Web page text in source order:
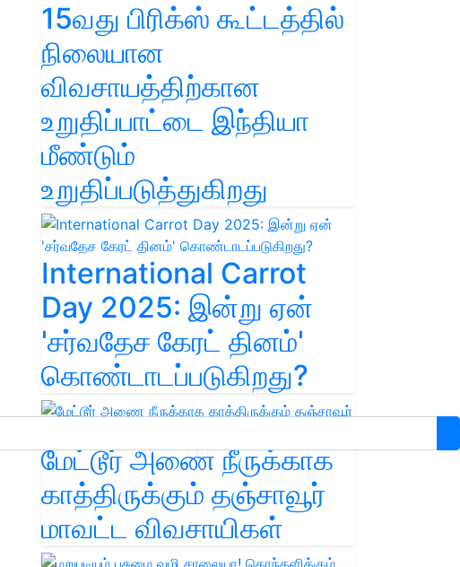
15வது பிரிக்ஸ் கூட்டத்தில்
நிலையான
விவசாயத்திற்கான
உறுதிப்பாட்டை இந்தியா
மீண்டும்
உறுதிப்படுத்துகிறது
International Carrot
Day 2025: இன்று ஏன்
'சர்வதேச கேரட் தினம்'
கொண்டாடப்படுகிறது?
மேட்டூர் அணை நீருக்காக
காத்திருக்கும் தஞ்சாவூர்
மாவட்ட விவசாயிகள்